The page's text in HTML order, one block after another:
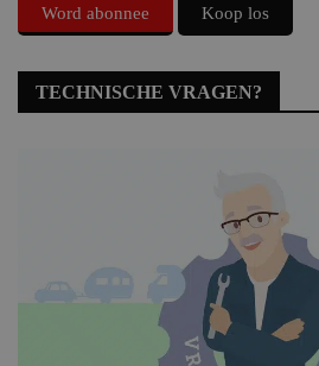
Word abonnee Koop los
TECHNISCHE VRAGEN?